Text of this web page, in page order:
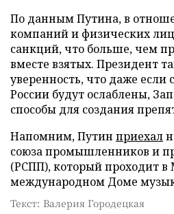
По данным Путина, в
компаний и физических лиц
санкций, что больше, чем
вместе взятых. Президент
уверенность, что даже если
России будут ослаблены,
способы для создания
Напомним, Путин приехал
союза промышленников и
(РСПП), который проходит в
международном Доме
Текст: Валерия Городецкая